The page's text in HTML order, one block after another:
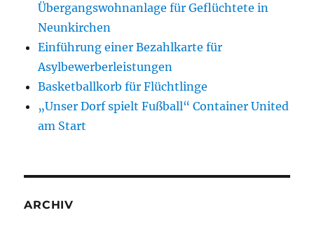
Übergangswohnanlage für Geflüchtete in
Neunkirchen
Einführung einer Bezahlkarte für
Asylbewerberleistungen
Basketballkorb für Flüchtlinge
„Unser Dorf spielt Fußball“ Container United
am Start
ARCHIV